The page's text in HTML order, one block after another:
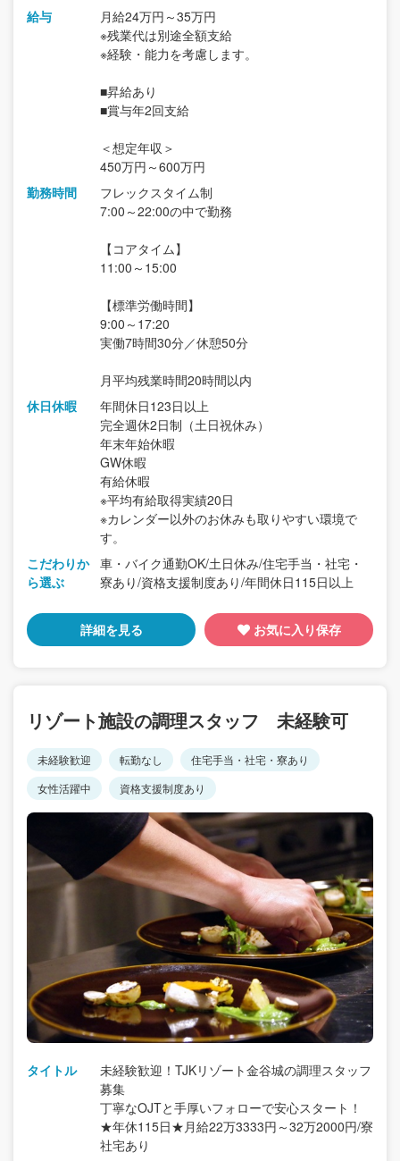
給与
月給24万円～35万円
※残業代は別途全額支給
※経験・能力を考慮します。
■昇給あり
■賞与年2回支給
＜想定年収＞
450万円～600万円
勤務時間
フレックスタイム制
7:00～22:00の中で勤務
【コアタイム】
11:00～15:00
【標準労働時間】
9:00～17:20
実働7時間30分／休憩50分
月平均残業時間20時間以内
休日休暇
年間休日123日以上
完全週休2日制（土日祝休み）
年末年始休暇
GW休暇
有給休暇
※平均有給取得実績20日
※カレンダー以外のお休みも取りやすい環境で
す。
こだわりか
ら選ぶ
車・バイク通勤OK/土日休み/住宅手当・社宅・
寮あり/資格支援制度あり/年間休日115日以上
詳細を見る お気に入り保存
リゾート施設の調理スタッフ 未経験可
未経験歓迎 転勤なし
住宅手当・社宅・寮あり
女性活躍中
資格支援制度あり
タイトル
未経験歓迎！TJKリゾート金谷城の調理スタッフ
募集
丁寧なOJTと手厚いフォローで安心スタート！
★年休115日★月給22万3333円～32万2000円/寮
社宅あり